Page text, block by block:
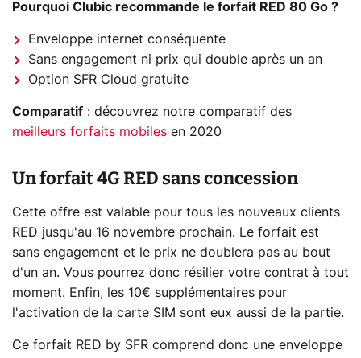
Pourquoi Clubic recommande le forfait RED 80 Go ?
Enveloppe internet conséquente
Sans engagement ni prix qui double après un an
Option SFR Cloud gratuite
Comparatif : découvrez notre comparatif des
meilleurs forfaits mobiles en 2020
Un forfait 4G RED sans concession
Cette offre est valable pour tous les nouveaux clients
RED jusqu'au 16 novembre prochain. Le forfait est
sans engagement et le prix ne doublera pas au bout
d'un an. Vous pourrez donc résilier votre contrat à tout
moment. Enfin, les 10€ supplémentaires pour
l'activation de la carte SIM sont eux aussi de la partie.
Ce forfait RED by SFR comprend donc une enveloppe